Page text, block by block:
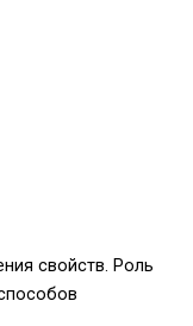
свойств. Роль